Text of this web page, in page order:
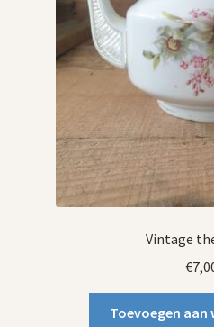
Vintage
€
Toevoegen aan